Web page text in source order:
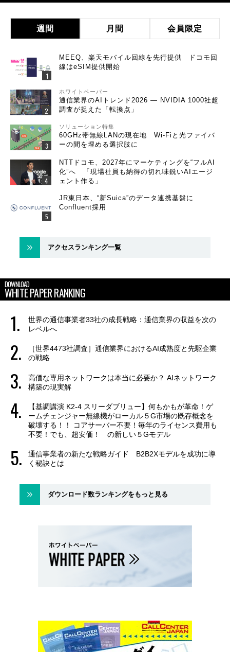
週間 月間 会員限定
MEEQ、楽天モバイル回線を先行提供 ドコモ回
線はeSIM提供開始
ホワイトペーパー
通信業界のAIトレンド2026 ― NVIDIA 1000社超
調査が捉えた「転換点」
ソリューション特集
60GHz帯無線LANの現在地 Wi-Fiと光ファイバ
ーの間を埋める選択肢に
NTTドコモ、2027年にマーケティングを“フルAI
化”へ 「現場社員も納得の切れ味鋭いAIエージ
ェント作る」
JR東日本、“新Suica”のデータ連携基盤に
Confluent採用
アクセスランキング一覧
DOWNLOAD
WHITE PAPER RANKING
世界の通信事業者33社の成長戦略：通信業界の収益を次の
レベルへ
［世界4473社調査］通信業界におけるAI成熟度と先駆企業
の戦略
高価な専用ネットワークは本当に必要か？ AIネットワーク
構築の現実解
【基調講演 K2-4 スリーダブリュー】何もかもが革命！ゲ
ームチェンジャー無線機がローカル５G市場の既存概念を
破壊する！！ コアサーバー不要！毎年のライセンス費用も
不要！でも、超安価！ の新しい５Gモデル
通信事業者の新たな戦略ガイド B2B2Xモデルを成功に導
く秘訣とは
ダウンロード数ランキングをもっと見る